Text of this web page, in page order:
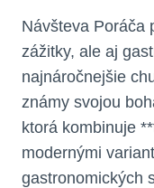
Návšteva Poráča
zážitky, ale aj
najnáročnejšie
‍známy svojou⁣
ktorá ‌kombinuje
modernými
gastronomických